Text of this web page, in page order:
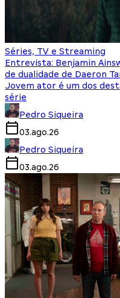
Séries, TV e Streaming
Entrevista: Benjamin
de dualidade de Daeron
Jovem ator é um dos
série
Pedro Siqueira
03.ago.26
Pedro Siqueira
03.ago.26